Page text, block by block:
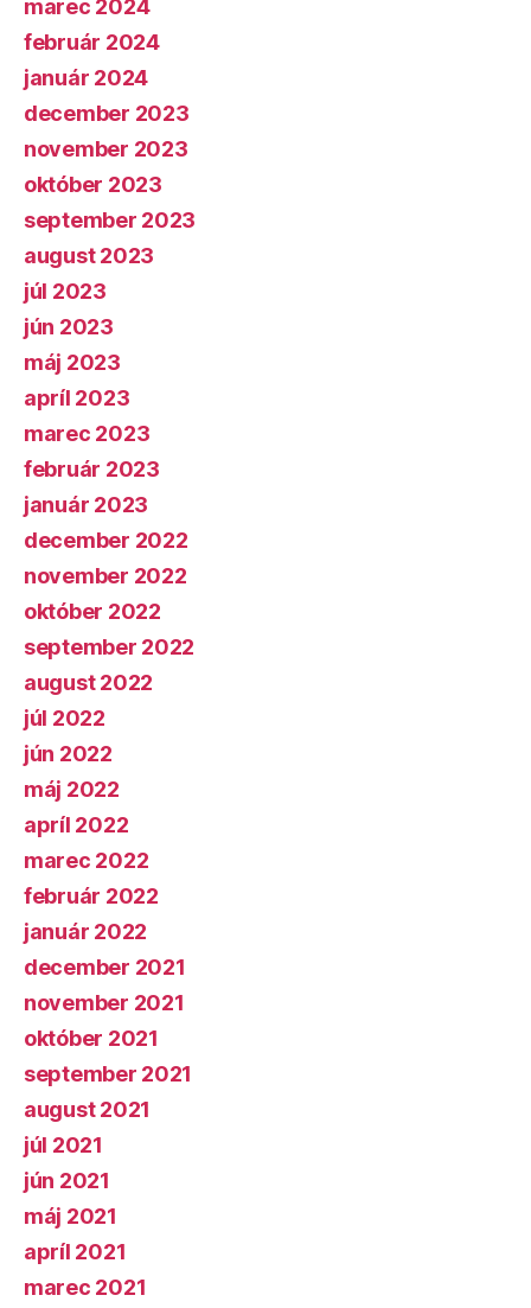
marec 2024
február 2024
január 2024
december 2023
november 2023
október 2023
september 2023
august 2023
júl 2023
jún 2023
máj 2023
apríl 2023
marec 2023
február 2023
január 2023
december 2022
november 2022
október 2022
september 2022
august 2022
júl 2022
jún 2022
máj 2022
apríl 2022
marec 2022
február 2022
január 2022
december 2021
november 2021
október 2021
september 2021
august 2021
júl 2021
jún 2021
máj 2021
apríl 2021
marec 2021